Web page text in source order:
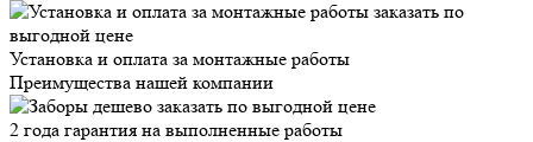
Установка и оплата за монтажные работы
Преимущества нашей компании
2 года гарантия на выполненные работы